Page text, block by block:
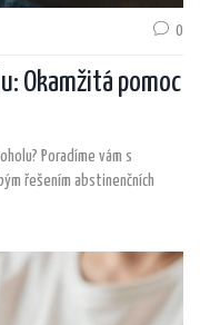
0
Okamžitá pomoc
Poradíme vám s
řešením abstinenčních